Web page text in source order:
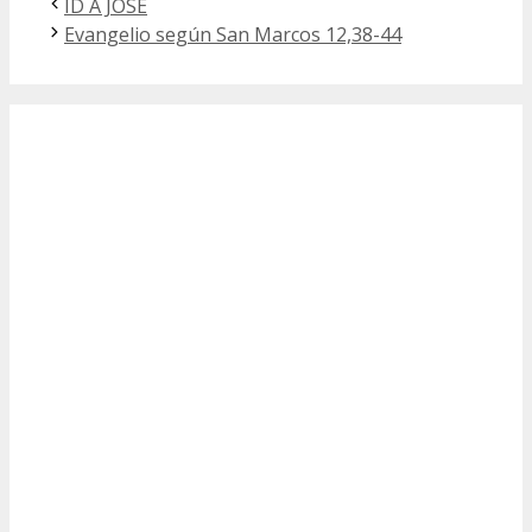
ID A JOSÉ
Evangelio según San Marcos 12,38-44